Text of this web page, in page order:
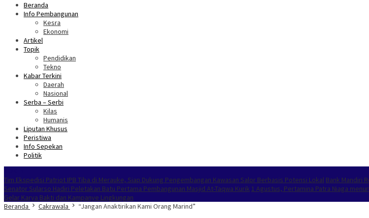
Beranda
Info Pembangunan
Kesra
Ekonomi
Artikel
Topik
Pendidikan
Tekno
Kabar Terkini
Daerah
Nasional
Serba – Serbi
Kilas
Humanis
Liputan Khusus
Peristiwa
Info Sepekan
Politik
Tim Ekspedisi Patriot IPB Tiba di Merauke, Siap Dukung Pengembangan Kawasan Salor Berbasis Potensi Lokal Bank Mandiri
Senator Sularso Hadiri Peletakan Batu Pertama Pembangunan Masjid At-Taqwa Kurik 1 Agustus, Pertamina Patra Niaga
Gelar Karya Bakti dan Kampanye Lingkungan
Beranda
Cakrawala “Jangan Anaktirikan Kami Orang Marind”